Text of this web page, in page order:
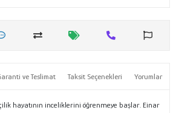
ve Teslimat Taksit Seçenekleri Yorumlar
hayatının inceliklerini öğrenmeye başlar. Einar